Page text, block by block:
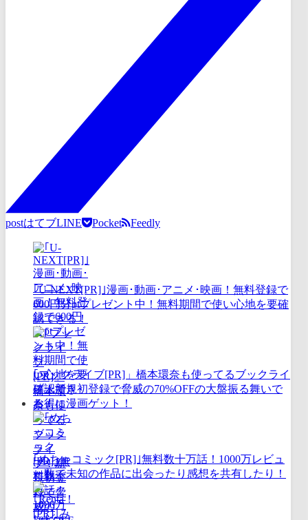
postはてブLINE Pocket Feedly
｢U-NEXT[PR]｣漫画･動画･アニメ･映画！無料登録で
600円分ptプレゼント中！無料期間で使い心地を要確
認できる！
｢ブックライブ[PR]」橋本環奈も使ってるブックライ
ブ！新規初登録で脅威の70%OFFの大盤振る舞いで
お得に漫画ゲット！
｢めちゃコミック[PR]｣無料数十万話！1000万レビュ
ー数で未知の作品に出会ったり感想を共有したり！